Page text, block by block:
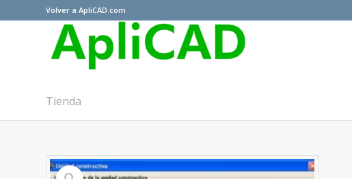
Volver a ApliCAD.com
Tienda